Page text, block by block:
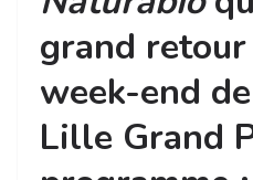
grand
week-end
Lille Grand